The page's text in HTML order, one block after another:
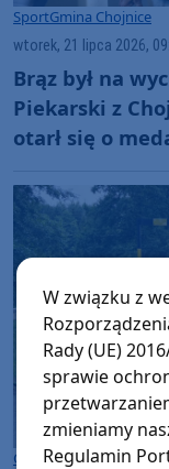
SportGmina Chojnice
wtorek, 21 lipca 2026,
Brąz był na
Piekarski z
otarł się o
Gmina Chojnice
W związku z
Rady (UE)
sprawie
zmieniamy
Regulamin